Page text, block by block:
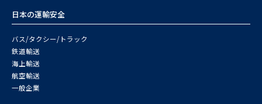
日本の運輸安全
バス/タクシー/トラック
鉄道輸送
海上輸送
航空輸送
一般企業